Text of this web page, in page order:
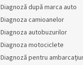
Diagnoză după marca auto
Diagnoza camioanelor
Diagnoza autobuzurilor
Diagnoza motociclete
Diagnoză pentru